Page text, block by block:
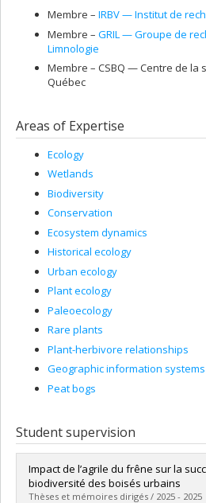
Membre – IRBV — Institut de
Membre – GRIL — Groupe de
Limnologie
Membre – CSBQ — Centre de la
Québec
Areas of Expertise
Ecology
Wetlands
Biodiversity
Conservation
Ecosystem dynamics
Historical ecology
Urban ecology
Plant ecology
Paleoecology
Rare plants
Plant-herbivore relationships
Geographic information systems
Peat bogs
Student supervision
Impact de l’agrile du frêne sur la
biodiversité des boisés urbains
Thèses et mémoires dirigés / 2025 - 2025